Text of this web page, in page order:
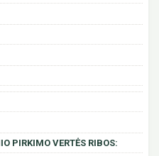
PIRKIMO VERTĖS RIBOS: